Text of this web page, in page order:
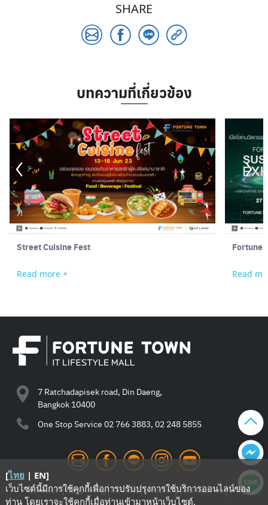
SHARE
บทความที่เกี่ยวข้อง
Street Cuisine Fest
Read more +
Fortune
Read
7 Ratchadapisek road, Din Daeng,
Bangkok 10400
One Stop Service 02 766 3883, 02 248 5855
Promotion Happening Review Directory Contact Us Shop
[ไทย | EN]
เว็บไซต์นี้มีการใช้คุกกี้เพื่อการปรับปรุงการใช้บริการออนไลน์ของ
ท่าน โดยเราจะใช้คุกกี้เมื่อท่านเข้ามาหน้าเว็บไซต์.